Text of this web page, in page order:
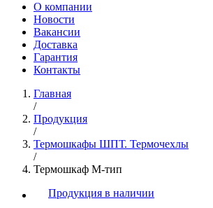
О компании
Новости
Вакансии
Доставка
Гарантия
Контакты
Главная
/
Продукция
/
Термошкафы ШПТ. Термочехлы
/
Термошкаф М-тип
Продукция в наличии